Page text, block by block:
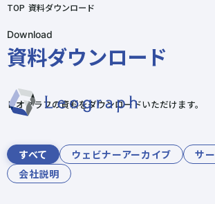
TOP 資料ダウンロード
Download
資料ダウンロード
レオグラフの資料をダウンロードいただけます。
すべて ウェビナーアーカイブ
サ
会社説明